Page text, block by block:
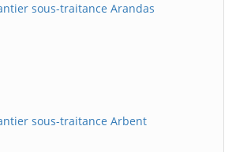
sous-traitance Arandas
sous-traitance Arbent